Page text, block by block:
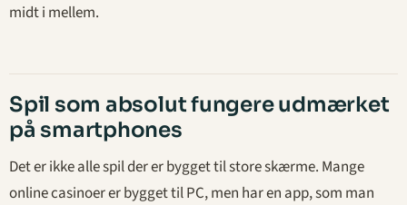
midt i mellem.
Spil som absolut fungere udmærket
på smartphones
Det er ikke alle spil der er bygget til store skærme. Mange
online casinoer er bygget til PC, men har en app, som man